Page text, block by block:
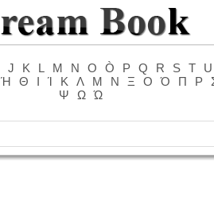
J K L M N O Ò P Q R S T
U
Ή Θ Ι Ί Κ Λ Μ Ν Ξ Ο Ό Π Ρ
Ψ
Ω Ώ